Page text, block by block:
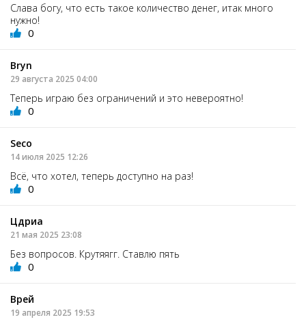
Слава богу, что есть такое количество денег, итак много
нужно!
0
Bryn
29 августа 2025 04:00
Теперь играю без ограничений и это невероятно!
0
Seco
14 июля 2025 12:26
Всё, что хотел, теперь доступно на раз!
0
Цдриа
21 мая 2025 23:08
Без вопросов. Крутяягг. Ставлю пять
0
Врей
19 апреля 2025 19:53